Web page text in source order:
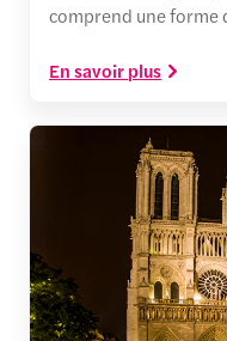
comprend une forme
En savoir plus